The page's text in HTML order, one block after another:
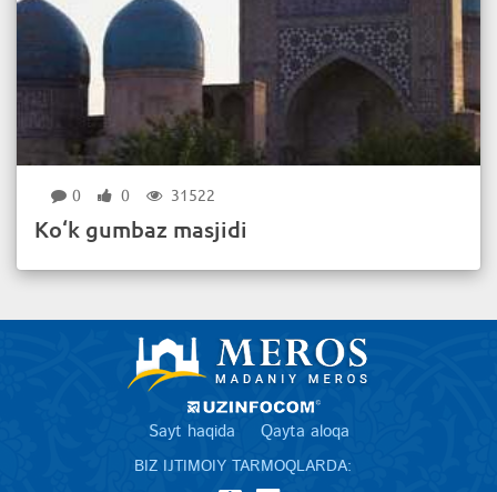
0 0 31522
Ko‘k gumbaz masjidi
Sayt haqida Qayta aloqa
BIZ IJTIMOIY TARMOQLARDA: